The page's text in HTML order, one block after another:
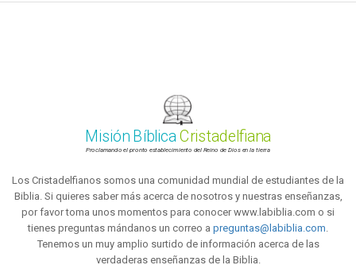
Misión BíblicaCristadelfiana
Proclamando el pronto establecimiento del Reino de Dios en la tierra
Los Cristadelfianos somos una comunidad mundial de estudiantes de la
Biblia. Si quieres saber más acerca de nosotros y nuestras enseñanzas,
por favor toma unos momentos para conocer www.labiblia.com o si
tienes preguntas mándanos un correo a preguntas@labiblia.com
Tenemos un muy amplio surtido de información acerca de las
verdaderas enseñanzas de la Biblia.